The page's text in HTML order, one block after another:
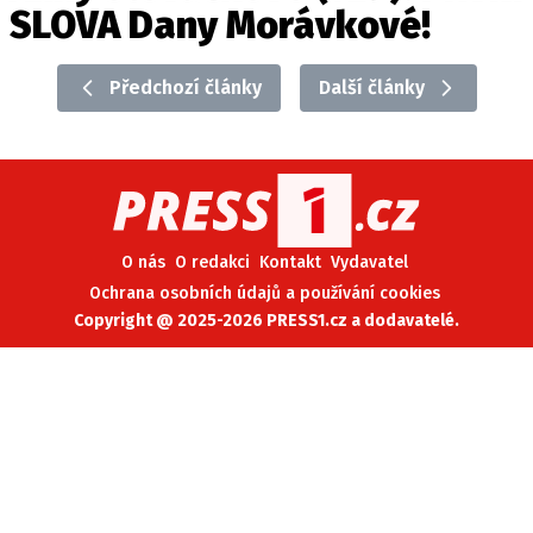
SLOVA Dany Morávkové!
Předchozí články Další články
O nás O redakci Kontakt Vydavatel
Ochrana osobních údajů a používání cookies
Copyright @ 2025-2026 PRESS1.cz a dodavatelé.